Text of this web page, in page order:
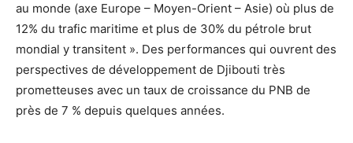
au monde (axe Europe – Moyen-Orient – Asie) où plus de
12% du trafic maritime et plus de 30% du pétrole brut
mondial y transitent ». Des performances qui ouvrent des
perspectives de développement de Djibouti très
prometteuses avec un taux de croissance du PNB de
près de 7 % depuis quelques années.